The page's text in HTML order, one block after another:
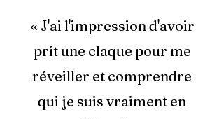
« J'ai l'impression d'avoir
prit une claque pour me
réveiller et comprendre
qui je suis vraiment en